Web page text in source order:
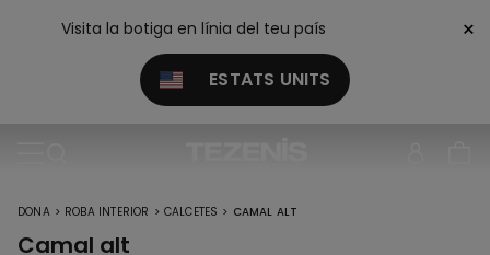
Visita la botiga en línia del teu país
ESTATS UNITS
×
DONA > ROBA INTERIOR > CALCETES > CAMAL ALT
Camal alt